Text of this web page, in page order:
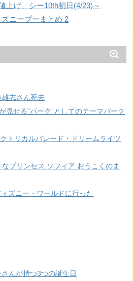
上げ、シー10th初日(4/23)～
ニープーまとめ 2
志さん死去
見せる”パーク”としてのテーマパーク
トリカルパレード・ドリームライツ
プリンセス ソフィア おうこくのま
ズニー・ワールドに行った
さんが持つ3つの誕生日